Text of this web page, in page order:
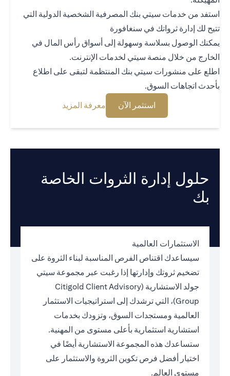
من خدمات سيتي بنك المصرفية الشخصية الدولية التي
لك إدارة ثرواتك في سنغافورة
الوصول بسلاسة وسهولة إلى أسواق رأس المال في
من خلال منصة سيتي لخدمات الإنترنت.
على منشورات سيتي بنك المنتظمة لتبقى على اطلاع
اتجاهات السوق.
استثمر الآن
(opens in a new tab) معرفة المزيد(opens in a new tab)
حلول إدارة الثروات الخاصة
الاستثمارات العالمية
سيساعدك اقتناص الفرص المناسبة لبناء الثروة على
تضخيم ثروتك وإدارتها إذا رغبت عبر مجموعة سيتي
جولد الاستشارية (Citigold Client Advisory
Group)، التي ترشدك إلى استراتيجيات الاستثمار
العالمية ومستجدات السوق، وتزودك بخدمات
استشارية استثمارية بأعلى مستوى من المهنية.
ستساعدك هذه المجموعة الاستشارية أيضًا في
اختيار أفضل فرص تكوين الثروة والاستثمار على
مستوى العالم.